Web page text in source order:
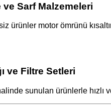
Sarf Malzemeleri
ürünler motor ömrünü
ve Filtre Setleri
sunulan ürünlerle